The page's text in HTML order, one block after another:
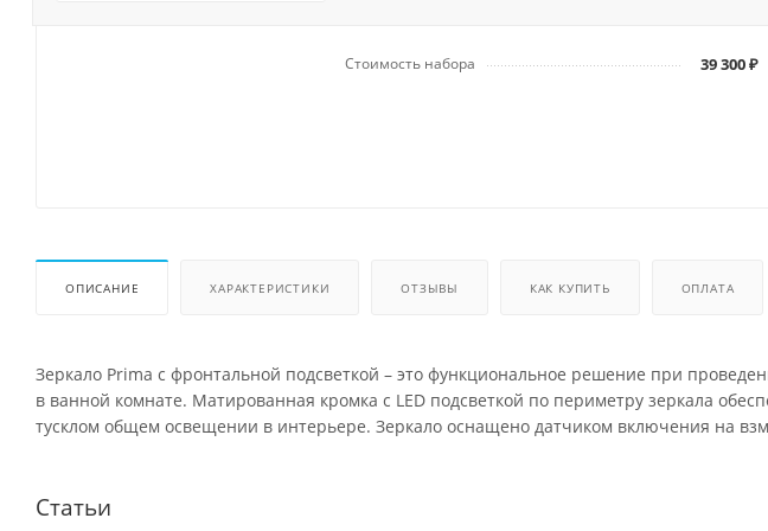
Стоимость набора 39 300 ₽
ОПИСАНИЕ ХАРАКТЕРИСТИКИ ОТЗЫВЫ КАК КУПИТЬ ОПЛАТА
Зеркало Prima с фронтальной подсветкой – это функциональное решение при
в ванной комнате. Матированная кромка с LED подсветкой по периметру зеркала
тусклом общем освещении в интерьере. Зеркало оснащено датчиком включения на
Статьи